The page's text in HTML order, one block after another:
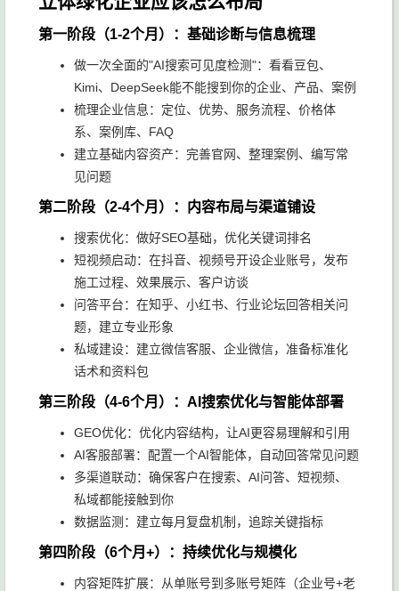
第一阶段（1-2个月）：基础诊断与信息梳理
做一次全面的"AI搜索可见度检测"：看看豆包、
Kimi、DeepSeek能不能搜到你的企业、产品、案例
梳理企业信息：定位、优势、服务流程、价格体
系、案例库、FAQ
建立基础内容资产：完善官网、整理案例、编写常
见问题
第二阶段（2-4个月）：内容布局与渠道铺设
搜索优化：做好SEO基础，优化关键词排名
短视频启动：在抖音、视频号开设企业账号，发布
施工过程、效果展示、客户访谈
问答平台：在知乎、小红书、行业论坛回答相关问
题，建立专业形象
私域建设：建立微信客服、企业微信，准备标准化
话术和资料包
第三阶段（4-6个月）：AI搜索优化与智能体部署
GEO优化：优化内容结构，让AI更容易理解和引用
AI客服部署：配置一个AI智能体，自动回答常见问题
多渠道联动：确保客户在搜索、AI问答、短视频、
私域都能接触到你
数据监测：建立每月复盘机制，追踪关键指标
第四阶段（6个月+）：持续优化与规模化
内容矩阵扩展：从单账号到多账号矩阵（企业号+老